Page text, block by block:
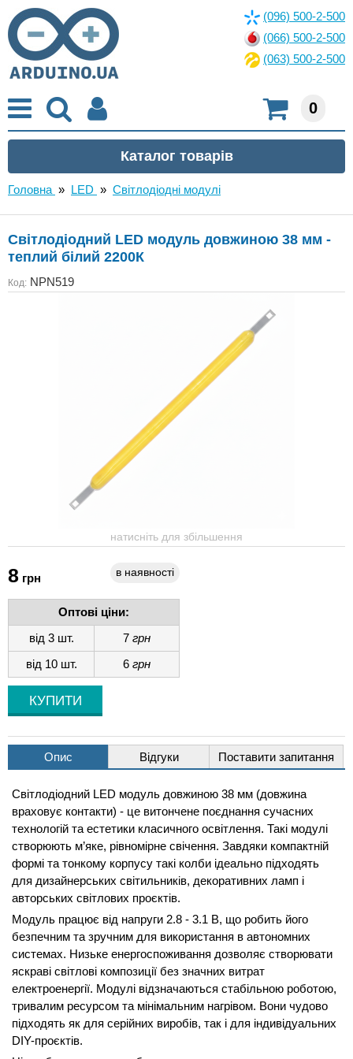
(096) 500-2-500
(066) 500-2-500
(063) 500-2-500
0
Головна » LED » Світлодіодні модулі
Світлодіодний LED модуль довжиною 38 мм -
теплий білий 2200К
Код: NPN519
натисніть для збільшення
8 грн в наявності
Оптові ціни:
від 3 шт.
7 грн
від 10 шт.
6 грн
Опис Відгуки Поставити запитання
Світлодіодний LED модуль довжиною 38 мм (довжина
враховує контакти) - це витончене поєднання сучасних
технологій та естетики класичного освітлення. Такі модулі
створюють м’яке, рівномірне свічення. Завдяки компактній
формі та тонкому корпусу такі колби ідеально підходять
для дизайнерських світильників, декоративних ламп і
авторських світлових проєктів.
Модуль працює від напруги 2.8 - 3.1 В, що робить його
безпечним та зручним для використання в автономних
системах. Низьке енергоспоживання дозволяє створювати
яскраві світлові композиції без значних витрат
електроенергії. Модулі відзначаються стабільною роботою,
тривалим ресурсом та мінімальним нагрівом. Вони чудово
підходять як для серійних виробів, так і для індивідуальних
DIY-проєктів.